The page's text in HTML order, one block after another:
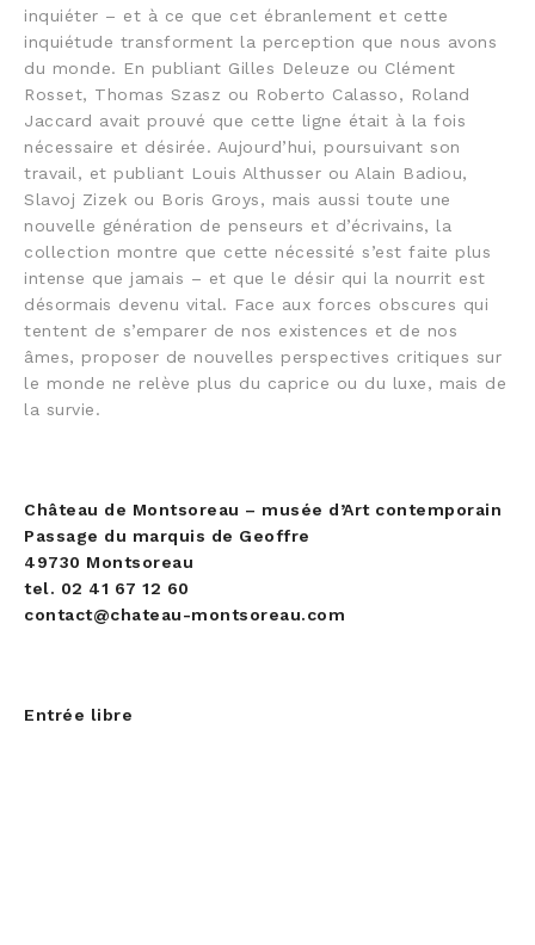
inquiéter – et à ce que cet ébranlement et cette
inquiétude transforment la perception que nous avons
du monde. En publiant Gilles Deleuze ou Clément
Rosset, Thomas Szasz ou Roberto Calasso, Roland
Jaccard avait prouvé que cette ligne était à la fois
nécessaire et désirée. Aujourd’hui, poursuivant son
travail, et publiant Louis Althusser ou Alain Badiou,
Slavoj Zizek ou Boris Groys, mais aussi toute une
nouvelle génération de penseurs et d’écrivains, la
collection montre que cette nécessité s’est faite plus
intense que jamais – et que le désir qui la nourrit est
désormais devenu vital. Face aux forces obscures qui
tentent de s’emparer de nos existences et de nos
âmes, proposer de nouvelles perspectives critiques sur
le monde ne relève plus du caprice ou du luxe, mais de
la survie.
Château de Montsoreau – musée d’Art contemporain
Passage du marquis de Geoffre
49730 Montsoreau
tel. 02 41 67 12 60
contact@chateau-montsoreau.com
Entrée libre